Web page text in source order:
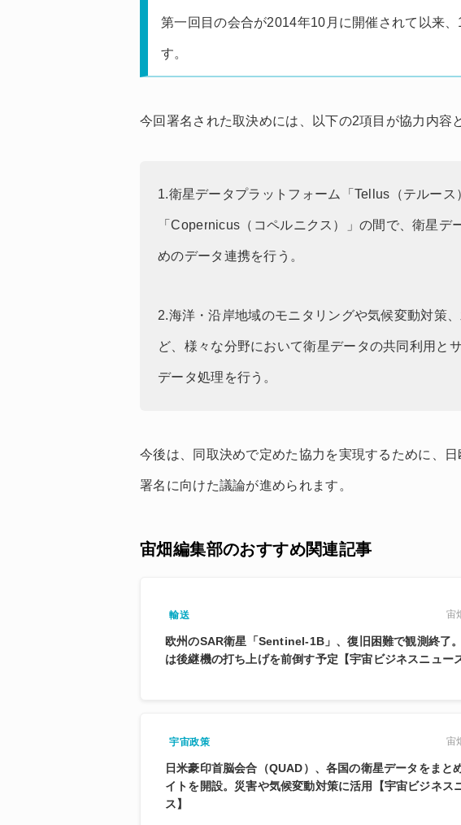
第一回目の会合が2014年10月に開催されて以来
す。
今回署名された取決めには、以下の2項目が協力内容
1.衛星データプラットフォーム「Tellus（テルー
「Copernicus（コペルニクス）」の間で、衛星デ
めのデータ連携を行う。
2.海洋・沿岸地域のモニタリングや気候変動対策
ど、様々な分野において衛星データの共同利用と
データ処理を行う。
今後は、同取決めで定めた協力を実現するために、
署名に向けた議論が進められます。
宙畑編集部のおすすめ関連記事
輸送 宙
欧州のSAR衛星「Sentinel-1B」、復旧困難で観測終了
は後継機の打ち上げを前倒す予定【宇宙ビジネスニュー
宇宙政策 宙
日米豪印首脳会合（QUAD）、各国の衛星データをまと
イトを開設。災害や気候変動対策に活用【宇宙ビジネス
ス】